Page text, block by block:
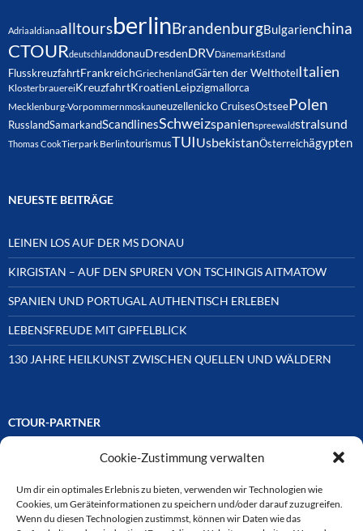
Cookie-Zustimmung verwalten
Um dir ein optimales Erlebnis zu bieten, verwenden wir Technologien wie
Cookies, um Geräteinformationen zu speichern und/oder darauf zuzugreifen.
Wenn du diesen Technologien zustimmst, können wir Daten wie das
AdriaaldianaalltoursberlinBrandenburgBulgarienchina
CTOURdeutschlanddonauDresdenDRVDänemarkEstland
FlusskreuzfahrtFrankreichGriechenlandGärten der WelthotelItalien
KlosterbrauereiKreuzfahrtKroatienLeipzigmallorca
Mecklenburg-Vorpommernmoskauneuzellenicko CruisesOstseePolen
RusslandSamarkandScandlinesSchweizspanienspreewaldstralsund
Thomas CookTierpark BerlintourismusTUIUsbekistanÖsterreichägypten
NEUESTE BEITRÄGE
LEINEN LOS AUF DER MS DONAU
KIRGISTAN – AUF DEN SPUREN VON TSCHINGIS AITMATOW
SPANIEN UND PORTUGAL AUTHENTISCH ERLEBEN
LEBENSFREUDE MIT GIPFELBLICK
130 JAHRE HEILKUNST ZWISCHEN QUELLEN UND WÄLDERN
CTOUR-PARTNER
Unsere Reisejournalisten-Vereinigung ist über Mitglieder und
ausgewählten Partnern der Medien- und Tourismusbranche
verbunden. Hier eine
Auswahl der Online-Plattformen: